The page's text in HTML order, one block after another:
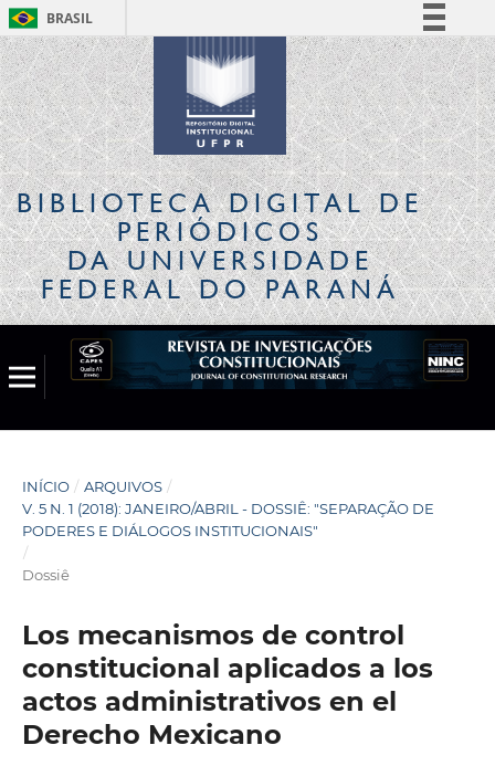
BRASIL
Simplifique!
Comunica BR
Participe
Acesso à informação
Legislação
Canais
BIBLIOTECA DIGITALDE
PERIÓDICOS
DA UNIVERSIDADE
FEDERAL DO PARANÁ
INÍCIO / ARQUIVOS /
V. 5 N. 1 (2018): JANEIRO/ABRIL - DOSSIÊ: "SEPARAÇÃO DE
PODERES E DIÁLOGOS INSTITUCIONAIS"
/
Dossiê
Los mecanismos de control
constitucional aplicados a los
actos administrativos en el
Derecho Mexicano